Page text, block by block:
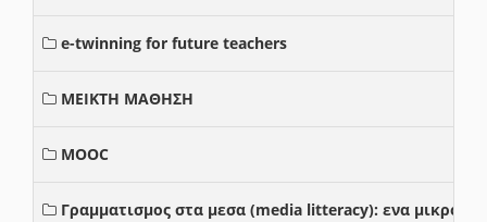
e-twinning for future teachers
ΜΕΙΚΤΗ ΜΑΘΗΣΗ
MOOC
Γραμματισμος στα μεσα (media litteracy): ενα μικρο